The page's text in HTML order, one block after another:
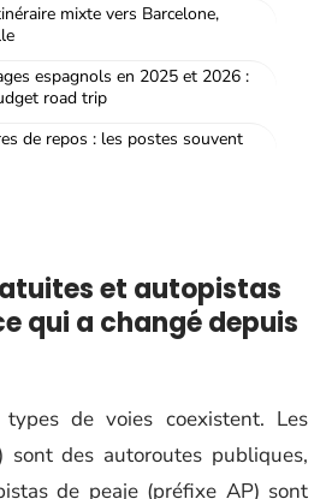
mixte vers Barcelone,
espagnols en 2025 et 2026 :
road trip
de repos : les postes souvent
et autopistas
qui a changé depuis
de voies coexistent. Les
sont des autoroutes publiques,
de peaje (préfixe AP) sont